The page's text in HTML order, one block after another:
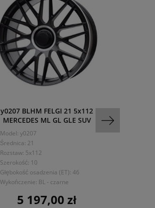
y0207 BLHM FELGI 21 5x112
MERCEDES ML GL GLE SUV
Model: y0207
Średnica: 21
Rozstaw: 5x112
Szerokość: 10
Głębokość osadzenia (ET): 46
Wykończenie: BL - czarne
Cena
5 197,00 zł